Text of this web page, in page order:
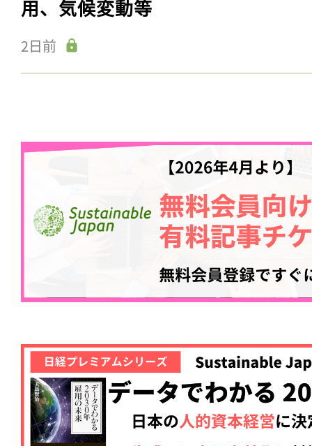
用、気候変動等
2日前